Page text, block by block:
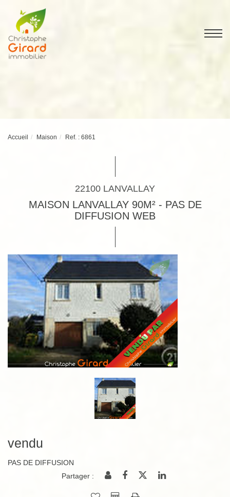
Accueil Maison Ref. : 6861
22100 LANVALLAY
MAISON LANVALLAY 90M² - PAS DE
DIFFUSION WEB
vendu
PAS DE DIFFUSION
Partager :